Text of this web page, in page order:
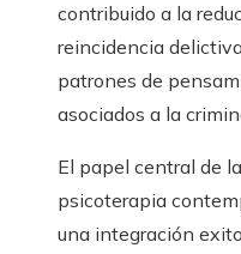
contribuido a la
reincidencia
patrones de
asociados a la
El papel central de
psicoterapia
una integración